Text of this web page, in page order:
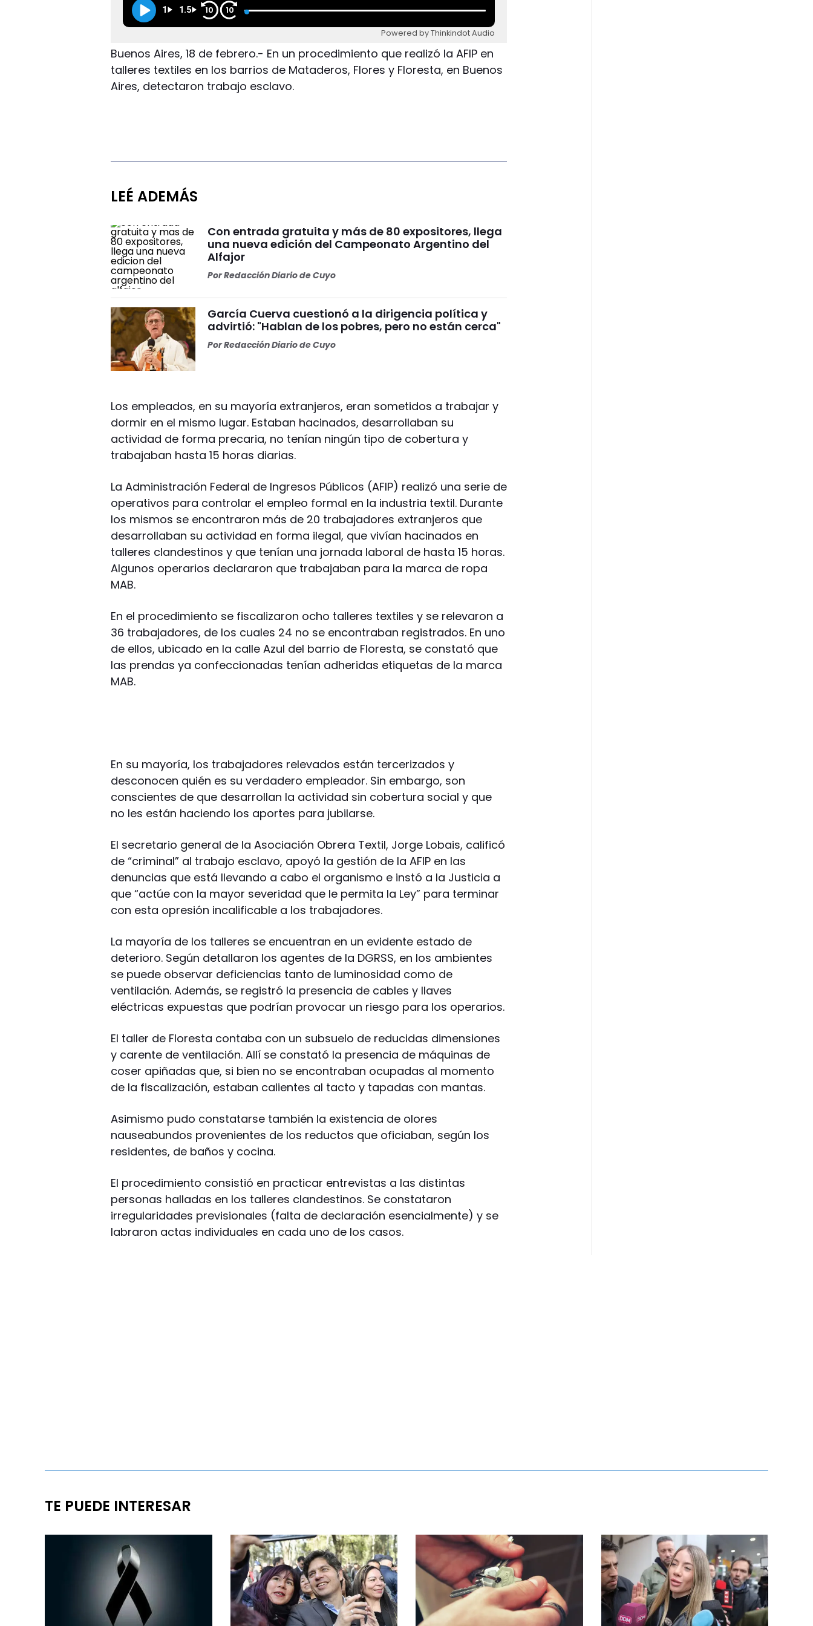
1 1.5 10 10
Powered by Thinkindot Audio
Buenos Aires, 18 de febrero.- En un procedimiento que realizó la AFIP en
talleres textiles en los barrios de Mataderos, Flores y Floresta, en Buenos
Aires, detectaron trabajo esclavo.
LEÉ ADEMÁS
Con entrada gratuita y más de 80 expositores, llega
una nueva edición del Campeonato Argentino del
Alfajor
PorRedacción Diario de Cuyo
García Cuerva cuestionó a la dirigencia política y
advirtió: "Hablan de los pobres, pero no están cerca"
PorRedacción Diario de Cuyo
Los empleados, en su mayoría extranjeros, eran sometidos a trabajar y
dormir en el mismo lugar. Estaban hacinados, desarrollaban su
actividad de forma precaria, no tenían ningún tipo de cobertura y
trabajaban hasta 15 horas diarias.
La Administración Federal de Ingresos Públicos (AFIP) realizó una serie de
operativos para controlar el empleo formal en la industria textil. Durante
los mismos se encontraron más de 20 trabajadores extranjeros que
desarrollaban su actividad en forma ilegal, que vivían hacinados en
talleres clandestinos y que tenían una jornada laboral de hasta 15 horas.
Algunos operarios declararon que trabajaban para la marca de ropa
MAB.
En el procedimiento se fiscalizaron ocho talleres textiles y se relevaron a
36 trabajadores, de los cuales 24 no se encontraban registrados. En uno
de ellos, ubicado en la calle Azul del barrio de Floresta, se constató que
las prendas ya confeccionadas tenían adheridas etiquetas de la marca
MAB.
En su mayoría, los trabajadores relevados están tercerizados y
desconocen quién es su verdadero empleador. Sin embargo, son
conscientes de que desarrollan la actividad sin cobertura social y que
no les están haciendo los aportes para jubilarse.
El secretario general de la Asociación Obrera Textil, Jorge Lobais, calificó
de “criminal” al trabajo esclavo, apoyó la gestión de la AFIP en las
denuncias que está llevando a cabo el organismo e instó a la Justicia a
que “actúe con la mayor severidad que le permita la Ley” para terminar
con esta opresión incalificable a los trabajadores.
La mayoría de los talleres se encuentran en un evidente estado de
deterioro. Según detallaron los agentes de la DGRSS, en los ambientes
se puede observar deficiencias tanto de luminosidad como de
ventilación. Además, se registró la presencia de cables y llaves
eléctricas expuestas que podrían provocar un riesgo para los operarios.
El taller de Floresta contaba con un subsuelo de reducidas dimensiones
y carente de ventilación. Allí se constató la presencia de máquinas de
coser apiñadas que, si bien no se encontraban ocupadas al momento
de la fiscalización, estaban calientes al tacto y tapadas con mantas.
Asimismo pudo constatarse también la existencia de olores
nauseabundos provenientes de los reductos que oficiaban, según los
residentes, de baños y cocina.
El procedimiento consistió en practicar entrevistas a las distintas
personas halladas en los talleres clandestinos. Se constataron
irregularidades previsionales (falta de declaración esencialmente) y se
labraron actas individuales en cada uno de los casos.
TE PUEDE INTERESAR